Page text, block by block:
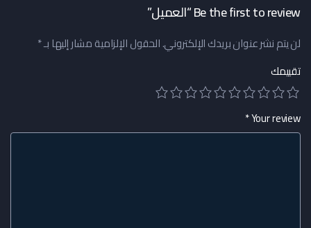
Be the first to review “العميل”
لن يتم نشر عنوان بريدك الإلكتروني.الحقول الإلزامية مشار إليها بـ*
تقييمك
Your review
*